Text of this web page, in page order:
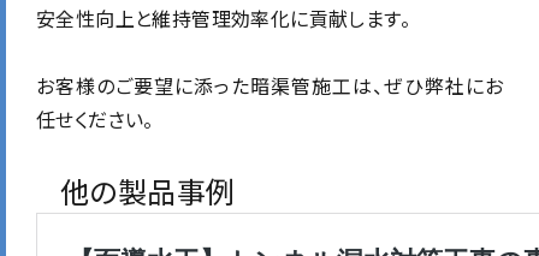
安全性向上と維持管理効率化に貢献します。
お客様のご要望に添った暗渠管施工は、ぜひ弊社にお
任せください。
他の製品事例